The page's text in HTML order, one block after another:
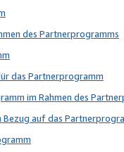
des Partnerprogramms
das Partnerprogramm
im Rahmen des
auf das